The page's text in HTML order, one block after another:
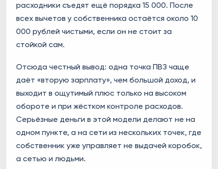
расходники съедят ещё порядка 15 000. После
всех вычетов у собственника остаётся около 10
000 рублей чистыми, если он не стоит за
стойкой сам.
Отсюда честный вывод: одна точка ПВЗ чаще
даёт «вторую зарплату», чем большой доход, и
выходит в ощутимый плюс только на высоком
обороте и при жёстком контроле расходов.
Серьёзные деньги в этой модели делают не на
одном пункте, а на сети из нескольких точек, где
собственник уже управляет не выдачей коробок,
а сетью и людьми.